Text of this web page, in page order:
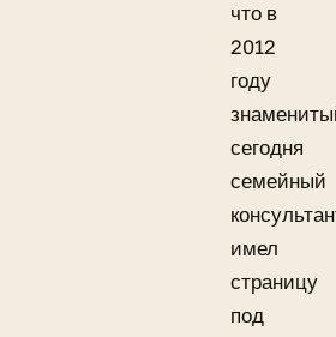
что в
2012
году
сегодня
семейный
имел
страницу
под